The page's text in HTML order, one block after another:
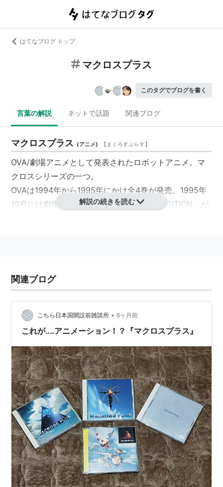
はてなブログ トップ
マクロスプラス
このタグでブログを書く
言葉の解説 ネットで話題 関連ブログ
マクロスプラス (アニメ) 【 まくろすぷらす】
OVA/劇場アニメとして発表されたロボットアニメ。マ
クロスシリーズの一つ。
OVAは1994年から1995年にかけ全4巻が発売。1995年
10月には劇場版「マクロスプラス MOVIE EDITION」が
原作：スタジオぬえ、河森正治
脚本：信本敬子
監督：渡辺信一郎
キャラクターデザイン：摩砂雪
作画監督：夷倭世、青野厚司、森山雄治、瀬尾康博
特技監督：板野一郎
演出助手：大原実、三笠修
美術監督：針生勝文
撮影監督：高橋明彦、安津畑隆
撮影：STUDIO BOSTON
色彩設定：西香代子
編集：掛須秀一
音響監督：三間雅文
音楽：菅野よう子
解説の続きを読む
関連ブログ
こちら日本国開設前雑談所 • 6ヶ月前
これが‥‥アニメーション！？『マクロスプラス』